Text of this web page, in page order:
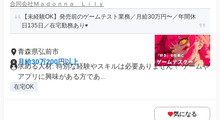
合同会社Ｍａｄｏｎｎａ Ｌｉｌｙ
【未経験OK】発売前のゲームテスト業務／月給30万円〜／年間休
日135日／在宅勤務あり◉
青森県弘前市
月給30万200円以上
求める人材: 特別な経験やスキルは必要ありません！ ゲームや
アプリに興味がある方であ...
在宅OK
気になる